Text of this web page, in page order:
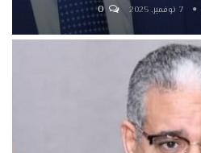
7 نوفمبر, 2025 0